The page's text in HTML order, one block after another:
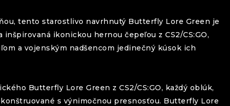
tento starostlivo navrhnutý Butterfly Lore Green je
ikonickou hernou čepeľou z CS2/CS:GO,
a vojenským nadšencom jedinečný kúsok ich
Butterfly Lore Green z CS2/CS:GO, každý oblúk,
s výnimočnou presnosťou. Butterfly Lore